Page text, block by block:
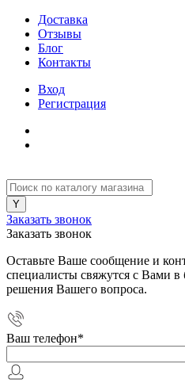
Доставка
Отзывы
Блог
Контакты
Вход
Регистрация
Заказать звонок
Заказать звонок
Оставьте Ваше сообщение и
специалисты свяжутся с Вами
решения Вашего вопроса.
Ваш телефон*